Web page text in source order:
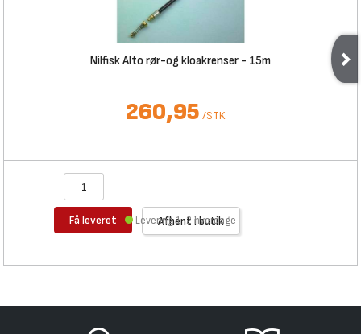
Nilfisk Alto rør-og kloakrenser - 15m
260,95 /STK
Få leveret Afhent i butik
Levering 1-2 hverdage